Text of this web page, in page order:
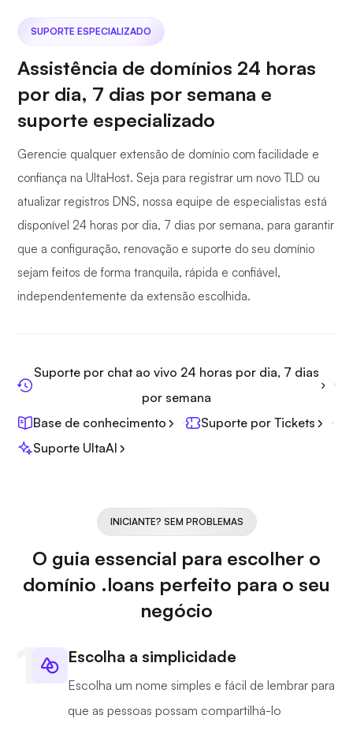
SUPORTE ESPECIALIZADO
Assistência de domínios 24 horas
por dia, 7 dias por semana e
suporte especializado
Gerencie qualquer extensão de domínio com facilidade e
confiança na UltaHost. Seja para registrar um novo TLD ou
atualizar registros DNS, nossa equipe de especialistas está
disponível 24 horas por dia, 7 dias por semana, para garantir
que a configuração, renovação e suporte do seu domínio
sejam feitos de forma tranquila, rápida e confiável,
independentemente da extensão escolhida.
Suporte por chat ao vivo 24 horas por dia, 7 dias
por semana
Base de conhecimento
Suporte por Tickets
Suporte UltaAI
INICIANTE? SEM PROBLEMAS
O guia essencial para escolher o
domínio .loans perfeito para o seu
negócio
Escolha a simplicidade
Escolha um nome simples e fácil de lembrar para
que as pessoas possam compartilhá-lo